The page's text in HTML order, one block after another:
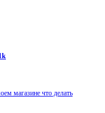
магазине что делать